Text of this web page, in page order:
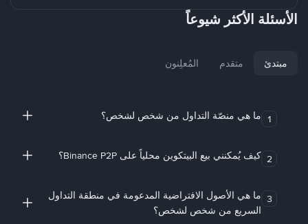
الأسئلة الأكثر شيوعاً
مبتدئ متقدم المُعلِنون
1 ما هي منصّة التداول من شخص لشخص؟
2 كيف يُمكنني بيع البيتكوين محلياً على Binance P2P؟
3 ما هي الأصول الافتراضية المدعومة في منطقة التداول
السريع من شخص لشخص؟